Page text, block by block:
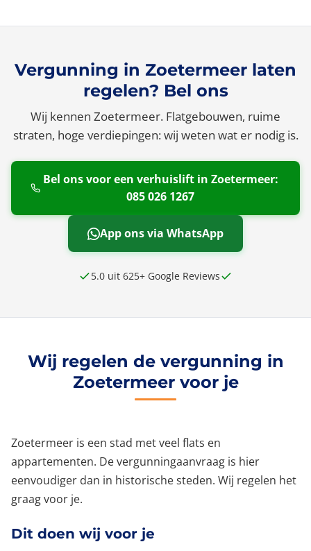
Vergunning in Zoetermeer laten
regelen? Bel ons
Wij kennen Zoetermeer. Flatgebouwen, ruime
straten, hoge verdiepingen: wij weten wat er nodig is.
Bel ons voor een verhuislift in Zoetermeer:
085 026 1267
App ons via WhatsApp
5.0 uit 625+ Google Reviews
Wij regelen de vergunning in
Zoetermeer voor je
Zoetermeer is een stad met veel flats en
appartementen. De vergunningaanvraag is hier
eenvoudiger dan in historische steden. Wij regelen het
graag voor je.
Dit doen wij voor je